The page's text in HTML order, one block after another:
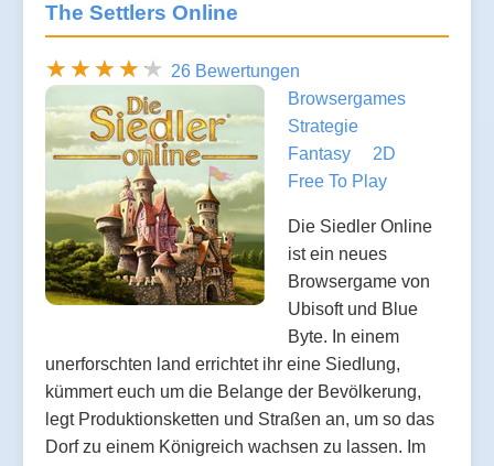
The Settlers Online
26 Bewertungen
Browsergames
Strategie
Fantasy
2D
Free To Play
Die Siedler Online
ist ein neues
Browsergame von
Ubisoft und Blue
Byte. In einem
unerforschten land errichtet ihr eine Siedlung,
kümmert euch um die Belange der Bevölkerung,
legt Produktionsketten und Straßen an, um so das
Dorf zu einem Königreich wachsen zu lassen. Im